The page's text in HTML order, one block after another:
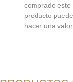
comprado este
producto
hacer una